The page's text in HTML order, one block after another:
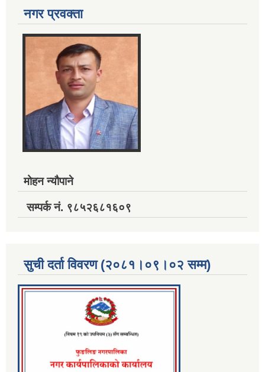
नगर प्रवक्ता
मोहन न्यौपाने
सम्पर्क नं. ९८५२६८१६०९
सुची दर्ता विवरण (२०८१।०९।०२ सम्म)